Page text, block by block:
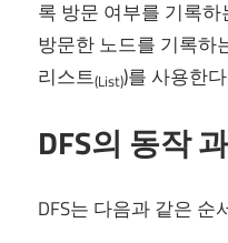
록 방문 여부를 기록
방문한 노드를 기록하
리스트(List))를 사용한
DFS의 동작
DFS는 다음과 같은 순